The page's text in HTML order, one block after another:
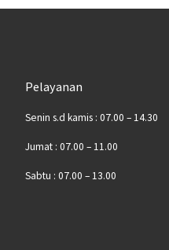
Pelayanan
Senin s.d kamis : 07.00 – 14.30
Jumat : 07.00 – 11.00
Sabtu : 07.00 – 13.00